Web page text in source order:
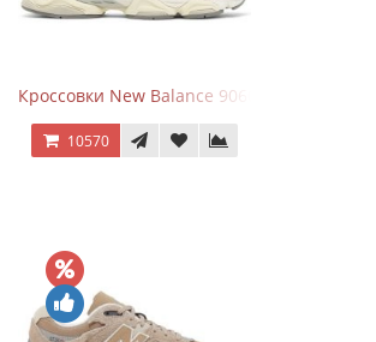
Кроссовки New Balance 9060 December Sky
10570